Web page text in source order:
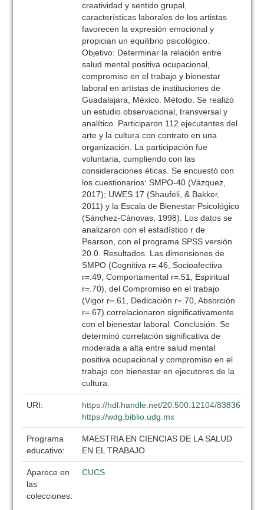
creatividad y sentido grupal,
características laborales de los artistas
favorecen la expresión emocional y
propician un equilibrio psicológico.
Objetivo: Determinar la relación entre
salud mental positiva ocupacional,
compromiso en el trabajo y bienestar
laboral en artistas de instituciones de
Guadalajara, México. Método. Se realizó
un estudio observacional, transversal y
analítico. Participaron 112 ejecutantes del
arte y la cultura con contrato en una
organización. La participación fue
voluntaria, cumpliendo con las
consideraciones éticas. Se encuestó con
los cuestionarios: SMPO-40 (Vázquez,
2017); UWES 17 (Shaufeli, & Bakker,
2011) y la Escala de Bienestar Psicológico
(Sánchez-Cánovas, 1998). Los datos se
analizaron con el estadístico r de
Pearson, con el programa SPSS versión
20.0. Resultados. Las dimensiones de
SMPO (Cognitiva r=.46, Socioafectiva
r=.49, Comportamental r=.51, Espiritual
r=.70), del Compromiso en el trabajo
(Vigor r=.61, Dedicación r=.70, Absorción
r=.67) correlacionaron significativamente
con el bienestar laboral. Conclusión. Se
determinó correlación significativa de
moderada a alta entre salud mental
positiva ocupacional y compromiso en el
trabajo con bienestar en ejecutores de la
cultura.
URI:
https://hdl.handle.net/20.500.12104/83836
https://wdg.biblio.udg.mx
Programa
educativo:
MAESTRIA EN CIENCIAS DE LA SALUD
EN EL TRABAJO
Aparece en
las
colecciones:
CUCS